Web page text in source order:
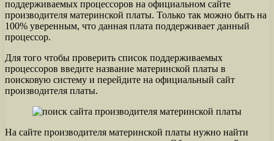
поддерживаемых процессоров на официальном сайте
производителя материнской платы. Только так можно быть на
100% уверенным, что данная плата поддерживает данный
процессор.
Для того чтобы проверить список поддерживаемых
процессоров введите название материнской платы в
поисковую систему и перейдите на официальный сайт
производителя платы.
На сайте производителя материнской платы нужно найти